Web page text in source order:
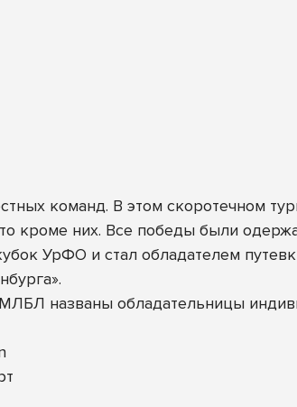
команд. В этом скоротечном
кроме них. Все победы были
УрФО и стал обладателем
названы обладательницы